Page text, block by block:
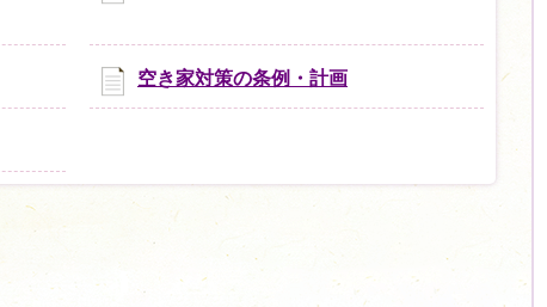
空き家対策の条例・計画